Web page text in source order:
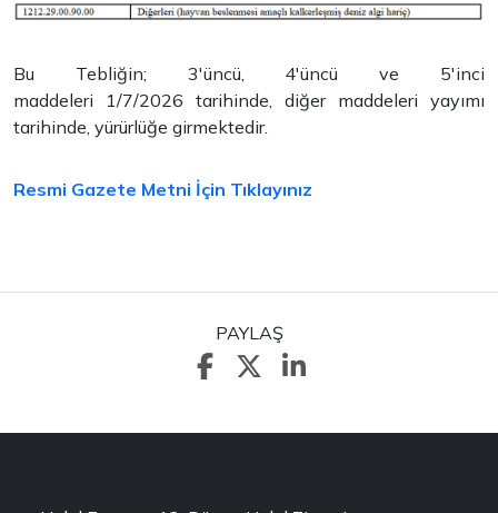
Bu Tebliğin; 3'üncü, 4'üncü ve 5'inci
maddeleri 1/7/2026 tarihinde, diğer maddeleri yayımı
tarihinde, yürürlüğe girmektedir.
Resmi Gazete Metni İçin Tıklayınız
PAYLAŞ